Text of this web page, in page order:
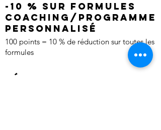
-10 % sur Formules
Coaching/Programme
Personnalisé
100 points = 10 % de réduction sur toutes les
formules
Réduction